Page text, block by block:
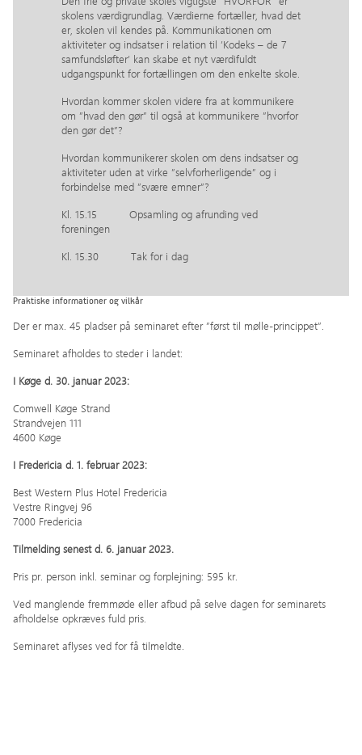
skolens værdigrundlag. Værdierne fortæller, hvad det
er, skolen vil kendes på. Kommunikationen om
aktiviteter og indsatser i relation til ’Kodeks – de 7
samfundsløfter’ kan skabe et nyt værdifuldt
udgangspunkt for fortællingen om den enkelte skole.
Hvordan kommer skolen videre fra at kommunikere
om ”hvad den gør” til også at kommunikere ”hvorfor
den gør det”?
Hvordan kommunikerer skolen om dens indsatser og
aktiviteter uden at virke ”selvforherligende” og i
forbindelse med ”svære emner”?
Kl. 15.15 Opsamling og afrunding ved
foreningen
Kl. 15.30 Tak for i dag
Praktiske informationer og vilkår
Der er max. 45 pladser på seminaret efter ”først til mølle-princippet”.
Seminaret afholdes to steder i landet:
I Køge d. 30. januar 2023:
Comwell Køge Strand
Strandvejen 111
4600 Køge
I Fredericia d. 1. februar 2023:
Best Western Plus Hotel Fredericia
Vestre Ringvej 96
7000 Fredericia
Tilmelding senest d. 6. januar 2023.
Pris pr. person inkl. seminar og forplejning: 595 kr.
Ved manglende fremmøde eller afbud på selve dagen for seminarets
afholdelse opkræves fuld pris.
Seminaret aflyses ved for få tilmeldte.